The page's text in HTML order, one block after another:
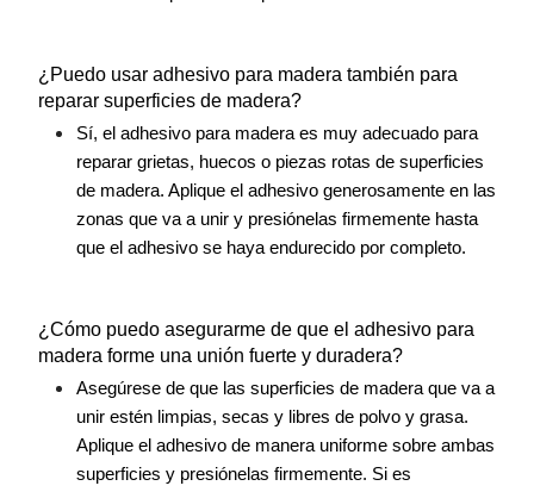
¿Puedo usar adhesivo para madera también para
reparar superficies de madera?
Sí, el adhesivo para madera es muy adecuado para
reparar grietas, huecos o piezas rotas de superficies
de madera. Aplique el adhesivo generosamente en las
zonas que va a unir y presiónelas firmemente hasta
que el adhesivo se haya endurecido por completo.
¿Cómo puedo asegurarme de que el adhesivo para
madera forme una unión fuerte y duradera?
Asegúrese de que las superficies de madera que va a
unir estén limpias, secas y libres de polvo y grasa.
Aplique el adhesivo de manera uniforme sobre ambas
superficies y presiónelas firmemente. Si es